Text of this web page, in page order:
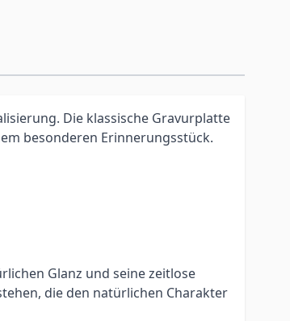
Die klassische Gravurplatte
besonderen Erinnerungsstück.
Glanz und seine zeitlose
die den natürlichen Charakter